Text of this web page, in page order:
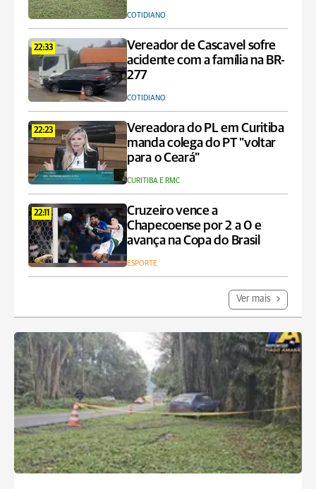
COTIDIANO
22:33
Vereador de Cascavel sofre
acidente com a família na BR-
277
COTIDIANO
22:23
Vereadora do PL em Curitiba
manda colega do PT "voltar
para o Ceará"
CURITIBA E RMC
22:11
Cruzeiro vence a
Chapecoense por 2 a 0 e
avança na Copa do Brasil
ESPORTE
Ver mais